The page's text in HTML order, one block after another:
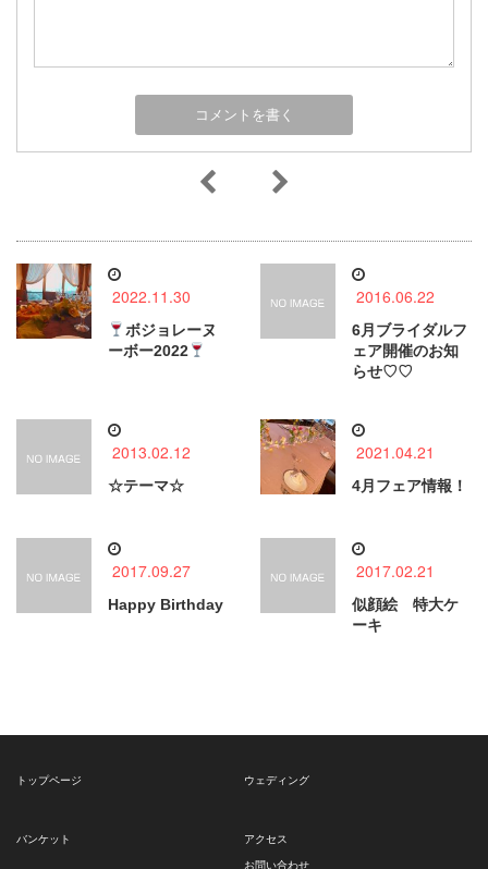
2022.11.30
ボジョレーヌ
ーボー2022
2016.06.22
6月ブライダルフ
ェア開催のお知
らせ♡♡
2013.02.12
☆テーマ☆
2021.04.21
4月フェア情報！
2017.09.27
Happy Birthday
2017.02.21
似顔絵 特大ケ
ーキ
トップページ ウェディング
バンケット アクセス
お問い合わせ